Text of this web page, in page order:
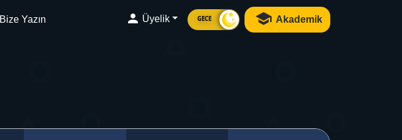
Bize Yazın Üyelik GECE Akademik